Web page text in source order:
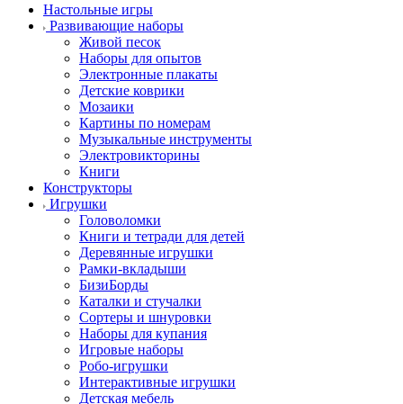
Настольные игры
Развивающие наборы
Живой песок
Наборы для опытов
Электронные плакаты
Детские коврики
Мозаики
Картины по номерам
Музыкальные инструменты
Электровикторины
Книги
Конструкторы
Игрушки
Головоломки
Книги и тетради для детей
Деревянные игрушки
Рамки-вкладыши
БизиБорды
Каталки и стучалки
Сортеры и шнуровки
Наборы для купания
Игровые наборы
Робо-игрушки
Интерактивные игрушки
Детская мебель